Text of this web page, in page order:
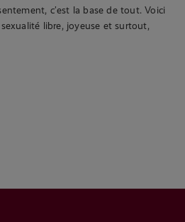
c’est la base de tout. Voici
libre, joyeuse et surtout,